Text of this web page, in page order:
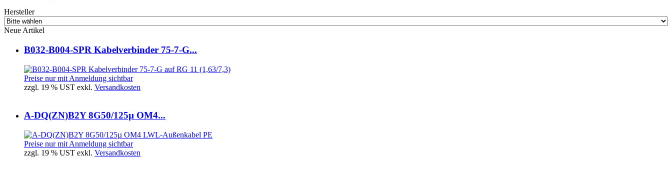
Hersteller
Neue Artikel
B032-B004-SPR Kabelverbinder 75-7-G...
Preise nur mit Anmeldung sichtbar
zzgl. 19 % UST exkl. Versandkosten
A-DQ(ZN)B2Y 8G50/125µ OM4...
Preise nur mit Anmeldung sichtbar
zzgl. 19 % UST exkl. Versandkosten